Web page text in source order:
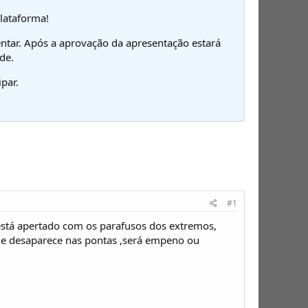
Após a aprovação da apresentação estará
#1
apertado com os parafusos dos extremos,
nas pontas ,será empeno ou